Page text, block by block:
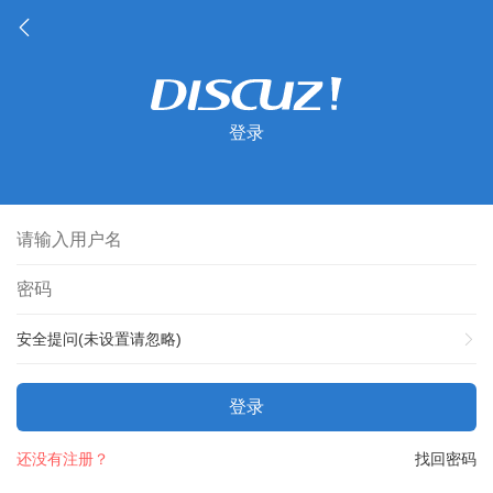
登录
安全提问(未设置请忽略)
登录
找回密码
还没有注册？